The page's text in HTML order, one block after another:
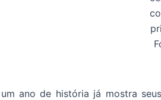
ano de história já mostra